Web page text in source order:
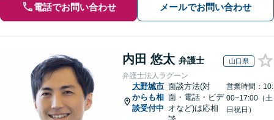
電話でお問い合わせ メールでお問い合わせ
内田 悠太 弁護士 山口県
弁護士法人ラグーン
大野城市
からも相
談受付中
面談方法(対
面・電話・ビデ
オなど)は応相
営業時間：10:
00~17:00（土
日祝日）